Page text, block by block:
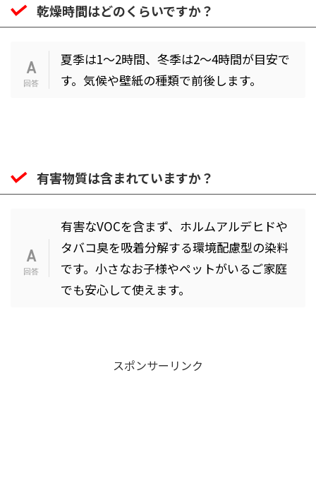
乾燥時間はどのくらいですか？
夏季は1〜2時間、冬季は2〜4時間が目安で
す。気候や壁紙の種類で前後します。
有害物質は含まれていますか？
有害なVOCを含まず、ホルムアルデヒドや
タバコ臭を吸着分解する環境配慮型の染料
です。小さなお子様やペットがいるご家庭
でも安心して使えます。
スポンサーリンク